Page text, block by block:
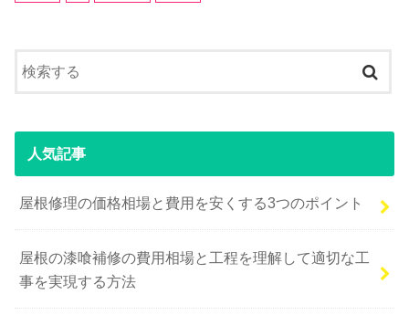
人気記事
屋根修理の価格相場と費用を安くする3つのポイント
屋根の漆喰補修の費用相場と工程を理解して適切な工
事を実現する方法